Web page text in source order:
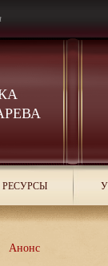
РЕСУРСЫ
Анонс